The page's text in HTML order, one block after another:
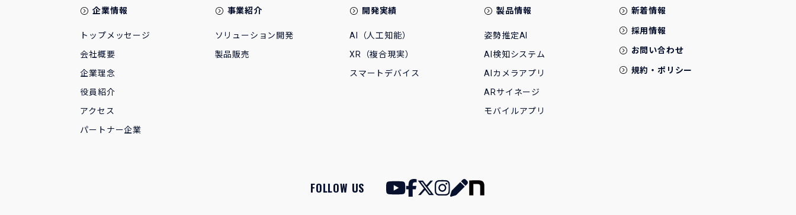
企業情報
トップメッセージ
会社概要
企業理念
役員紹介
アクセス
パートナー企業
事業紹介
ソリューション開発
製品販売
開発実績
AI（人工知能）
XR（複合現実）
スマートデバイス
製品情報
姿勢推定AI
AI検知システム
AIカメラアプリ
ARサイネージ
モバイルアプリ
新着情報
採用情報
お問い合わせ
規約・ポリシー
FOLLOW US